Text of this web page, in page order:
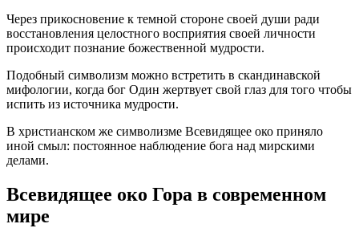
Через прикосновение к темной стороне своей души ради
восстановления целостного восприятия своей личности
происходит познание божественной мудрости.
Подобный символизм можно встретить в скандинавской
мифологии, когда бог Один жертвует свой глаз для того чтобы
испить из источника мудрости.
В христианском же символизме Всевидящее око приняло
иной смыл: постоянное наблюдение бога над мирскими
делами.
Всевидящее око Гора в современном
мире